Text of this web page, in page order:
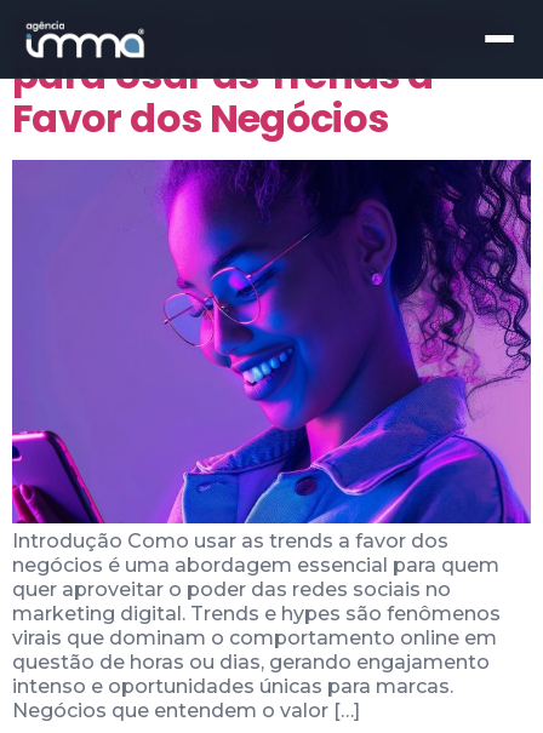
Surfando no Hype: 7 Dicas
para Usar as Trends a
Favor dos Negócios
Introdução Como usar as trends a favor dos
negócios é uma abordagem essencial para quem
quer aproveitar o poder das redes sociais no
marketing digital. Trends e hypes são fenômenos
virais que dominam o comportamento online em
questão de horas ou dias, gerando engajamento
intenso e oportunidades únicas para marcas.
Negócios que entendem o valor […]